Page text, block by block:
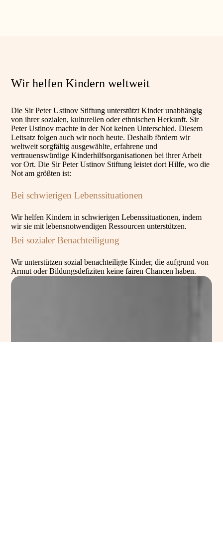
Wir helfen Kindern weltweit
Die Sir Peter Ustinov Stiftung unterstützt Kinder unabhängig
von ihrer sozialen, kulturellen oder ethnischen Herkunft. Sir
Peter Ustinov machte in der Not keinen Unterschied. Diesem
Leitsatz folgen auch wir noch heute. Deshalb fördern wir
weltweit sorgfältig ausgewählte, erfahrene und
vertrauenswürdige Kinderhilfsorganisationen bei ihrer Arbeit
vor Ort. Die Sir Peter Ustinov Stiftung leistet dort Hilfe, wo die
Not am größten ist:
Bei schwierigen Lebenssituationen
Wir helfen Kindern in schwierigen Lebenssituationen, indem
wir sie mit lebensnotwendigen Ressourcen unterstützen.
Bei sozialer Benachteiligung
Wir unterstützen sozial benachteiligte Kinder, die aufgrund von
Armut oder Bildungsdefiziten keine fairen Chancen haben.